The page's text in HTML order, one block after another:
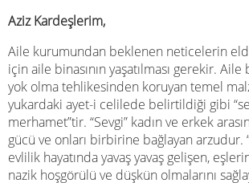
Aziz Kardeşlerim,
Aile kurumundan beklenen neticelerin
için aile binasının yaşatılması gerekir. Aile
yok olma tehlikesinden koruyan temel
yukardaki ayet-i celilede belirtildiği gibi
merhamet”tir. “Sevgi” kadın ve erkek
gücü ve onları birbirine bağlayan arzudur.
evlilik hayatında yavaş yavaş gelişen,
nazik hoşgörülü ve düşkün olmalarını